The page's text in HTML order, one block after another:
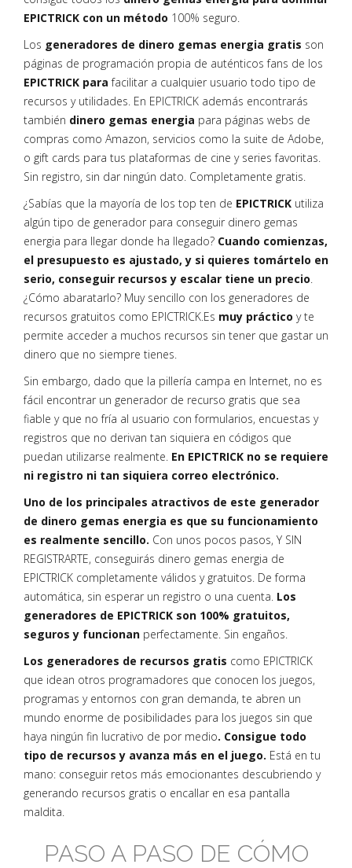
EPICTRICK con un método 100% seguro.
Los generadores de dinero gemas energia gratis son
páginas de programación propia de auténticos fans de los
EPICTRICK para facilitar a cualquier usuario todo tipo de
recursos y utilidades. En EPICTRICK además encontrarás
también dinero gemas energia para páginas webs de
compras como Amazon, servicios como la suite de Adobe,
o gift cards para tus plataformas de cine y series favoritas.
Sin registro, sin dar ningún dato. Completamente gratis.
¿Sabías que la mayoría de los top ten de EPICTRICK utiliza
algún tipo de generador para conseguir dinero gemas
energia para llegar donde ha llegado? Cuando comienzas,
el presupuesto es ajustado, y si quieres tomártelo en
serio, conseguir recursos y escalar tiene un precio.
¿Cómo abaratarlo? Muy sencillo con los generadores de
recursos gratuitos como EPICTRICK.Es muy práctico y te
permite acceder a muchos recursos sin tener que gastar un
dinero que no siempre tienes.
Sin embargo, dado que la pillería campa en Internet, no es
fácil encontrar un generador de recurso gratis que sea
fiable y que no fría al usuario con formularios, encuestas y
registros que no derivan tan siquiera en códigos que
puedan utilizarse realmente. En EPICTRICK no se requiere
ni registro ni tan siquiera correo electrónico.
Uno de los principales atractivos de este generador
de dinero gemas energia es que su funcionamiento
es realmente sencillo. Con unos pocos pasos, Y SIN
REGISTRARTE, conseguirás dinero gemas energia de
EPICTRICK completamente válidos y gratuitos. De forma
automática, sin esperar un registro o una cuenta. Los
generadores de EPICTRICK son 100% gratuitos,
seguros y funcionan perfectamente. Sin engaños.
Los generadores de recursos gratis como EPICTRICK
que idean otros programadores que conocen los juegos,
programas y entornos con gran demanda, te abren un
mundo enorme de posibilidades para los juegos sin que
haya ningún fin lucrativo de por medio. Consigue todo
tipo de recursos y avanza más en el juego. Está en tu
mano: conseguir retos más emocionantes descubriendo y
generando recursos gratis o encallar en esa pantalla
maldita.
PASO A PASO DE CÓMO